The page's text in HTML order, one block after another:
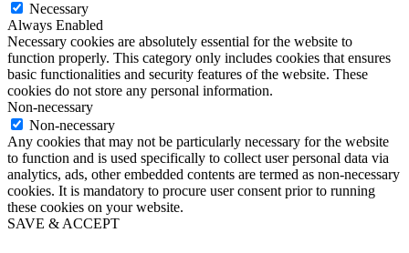
Necessary
Always Enabled
Necessary cookies are absolutely essential for the website to
function properly. This category only includes cookies that ensures
basic functionalities and security features of the website. These
cookies do not store any personal information.
Non-necessary
Non-necessary
Any cookies that may not be particularly necessary for the website
to function and is used specifically to collect user personal data via
analytics, ads, other embedded contents are termed as non-necessary
cookies. It is mandatory to procure user consent prior to running
these cookies on your website.
SAVE & ACCEPT